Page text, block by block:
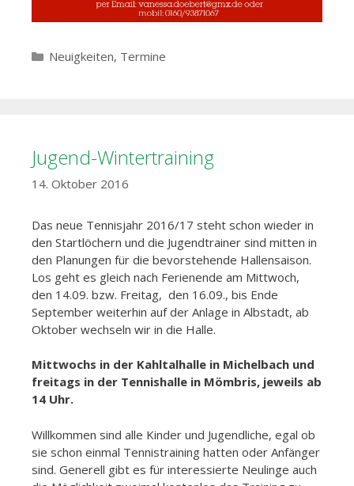
Kategorien
Neuigkeiten, Termine
Jugend-Wintertraining
14. Oktober 2016
Das neue Tennisjahr 2016/17 steht schon wieder in
den Startlöchern und die Jugendtrainer sind mitten in
den Planungen für die bevorstehende Hallensaison.
Los geht es gleich nach Ferienende am Mittwoch,
den 14.09. bzw. Freitag, den 16.09., bis Ende
September weiterhin auf der Anlage in Albstadt, ab
Oktober wechseln wir in die Halle.
Mittwochs in der Kahltalhalle in Michelbach und
freitags in der Tennishalle in Mömbris, jeweils ab
14 Uhr.
Willkommen sind alle Kinder und Jugendliche, egal ob
sie schon einmal Tennistraining hatten oder Anfänger
sind. Generell gibt es für interessierte Neulinge auch